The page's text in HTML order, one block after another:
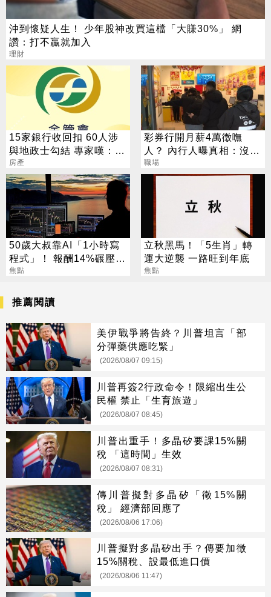
沖到懷疑人生！ 少年股神改買這檔「大賺30%」 網
讚：打不贏就加入
理財
15家銀行收回扣 60人涉
與地政士勾結 專家嘆：徹
查恐血流成河
房產
彩券行開月薪4萬徵嘸
人？ 內行人曝真相：沒想
像中輕鬆
職場
50歲大叔靠AI「1小時寫
程式」！ 報酬14%碾壓標
普 直接辭職去炒股
焦點
立秋黑馬！「5生肖」轉
運大逆襲 一路旺到年底
焦點
推薦閱讀
美伊戰爭將告終？川普坦言「部
分彈藥供應吃緊」
(2026/08/07 09:15)
川普再簽2行政命令！限縮出生公
民權 禁止「生育旅遊」
(2026/08/07 08:45)
川普出重手！多晶矽要課15%關
稅 「這時間」生效
(2026/08/07 08:31)
傳川普擬對多晶矽「徵15%關
稅」 經濟部回應了
(2026/08/06 17:06)
川普擬對多晶矽出手？傳要加徵
15%關稅、設最低進口價
(2026/08/06 11:47)